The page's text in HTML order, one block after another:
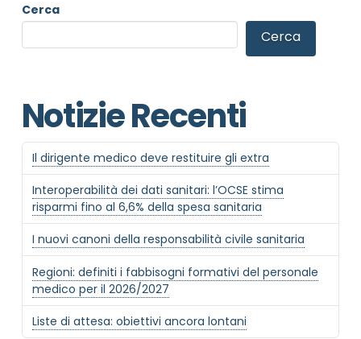
Cerca
Cerca
Notizie Recenti
Il dirigente medico deve restituire gli extra
Interoperabilità dei dati sanitari: l’OCSE stima
risparmi fino al 6,6% della spesa sanitaria
I nuovi canoni della responsabilità civile sanitaria
Regioni: definiti i fabbisogni formativi del personale
medico per il 2026/2027
Liste di attesa: obiettivi ancora lontani